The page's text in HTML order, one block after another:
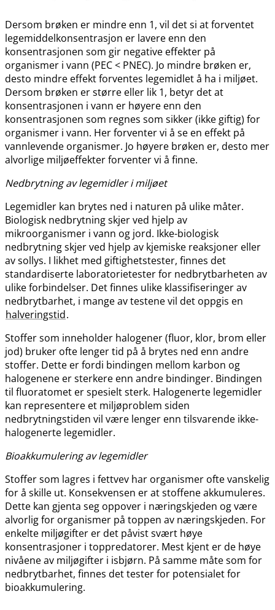
Dersom brøken er mindre enn 1, vil det si at forventet
legemiddelkonsentrasjon er lavere enn den
konsentrasjonen som gir negative effekter på
organismer i vann (PEC < PNEC). Jo mindre brøken er,
desto mindre effekt forventes legemidlet å ha i miljøet.
Dersom brøken er større eller lik 1, betyr det at
konsentrasjonen i vann er høyere enn den
konsentrasjonen som regnes som sikker (ikke giftig) for
organismer i vann. Her forventer vi å se en effekt på
vannlevende organismer. Jo høyere brøken er, desto mer
alvorlige miljøeffekter forventer vi å finne.
Nedbrytning av legemidler i miljøet
Legemidler kan brytes ned i naturen på ulike måter.
Biologisk nedbrytning skjer ved hjelp av
mikroorganismer i vann og jord. Ikke-biologisk
nedbrytning skjer ved hjelp av kjemiske reaksjoner eller
av sollys. I likhet med giftighetstester, finnes det
standardiserte laboratorietester for nedbrytbarheten av
ulike forbindelser. Det finnes ulike klassifiseringer av
nedbrytbarhet, i mange av testene vil det oppgis en
halveringstid.
Stoffer som inneholder halogener (fluor, klor, brom eller
jod) bruker ofte lenger tid på å brytes ned enn andre
stoffer. Dette er fordi bindingen mellom karbon og
halogenene er sterkere enn andre bindinger. Bindingen
til fluoratomet er spesielt sterk. Halogenerte legemidler
kan representere et miljøproblem siden
nedbrytningstiden vil være lenger enn tilsvarende ikke-
halogenerte legemidler.
Bioakkumulering av legemidler
Stoffer som lagres i fettvev har organismer ofte vanskelig
for å skille ut. Konsekvensen er at stoffene akkumuleres.
Dette kan gjenta seg oppover i næringskjeden og være
alvorlig for organismer på toppen av næringskjeden. For
enkelte miljøgifter er det påvist svært høye
konsentrasjoner i toppredatorer. Mest kjent er de høye
nivåene av miljøgifter i isbjørn. På samme måte som for
nedbrytbarhet, finnes det tester for potensialet for
bioakkumulering.